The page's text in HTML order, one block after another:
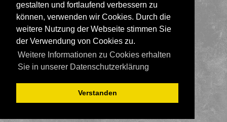
gestalten und fortlaufend verbessern zu
können, verwenden wir Cookies. Durch die
weitere Nutzung der Webseite stimmen Sie
der Verwendung von Cookies zu.
Weitere Informationen zu Cookies erhalten
Sie in unserer Datenschutzerklärung
Verstanden